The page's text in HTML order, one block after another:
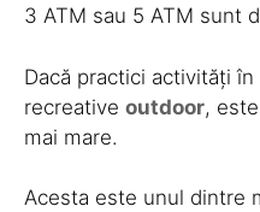
3 ATM sau 5 ATM sunt
Dacă practici activități
recreative outdoor,
mai mare.
Acesta este unul dintre